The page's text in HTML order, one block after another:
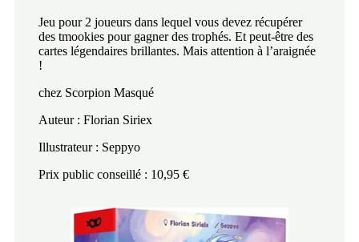
Jeu pour 2 joueurs dans lequel vous devez récupérer
des tmookies pour gagner des trophés. Et peut-être des
cartes légendaires brillantes. Mais attention à l’araignée
!
chez Scorpion Masqué
Auteur : Florian Siriex
Illustrateur : Seppyo
Prix public conseillé : 10,95 €